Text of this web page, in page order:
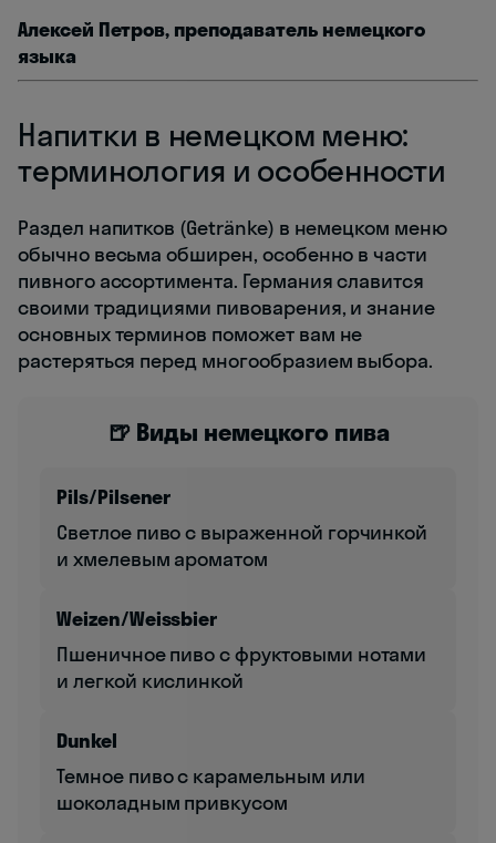
Алексей Петров, преподаватель немецкого
языка
Напитки в немецком меню:
терминология и особенности
Раздел напитков (Getränke) в немецком меню
обычно весьма обширен, особенно в части
пивного ассортимента. Германия славится
своими традициями пивоварения, и знание
основных терминов поможет вам не
растеряться перед многообразием выбора.
🍺 Виды немецкого пива
Pils/Pilsener
Светлое пиво с выраженной горчинкой
и хмелевым ароматом
Weizen/Weissbier
Пшеничное пиво с фруктовыми нотами
и легкой кислинкой
Dunkel
Темное пиво с карамельным или
шоколадным привкусом